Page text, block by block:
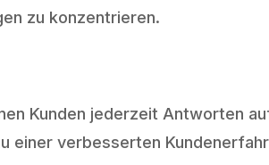
zu konzentrieren.
Kunden jederzeit Antworten
einer verbesserten